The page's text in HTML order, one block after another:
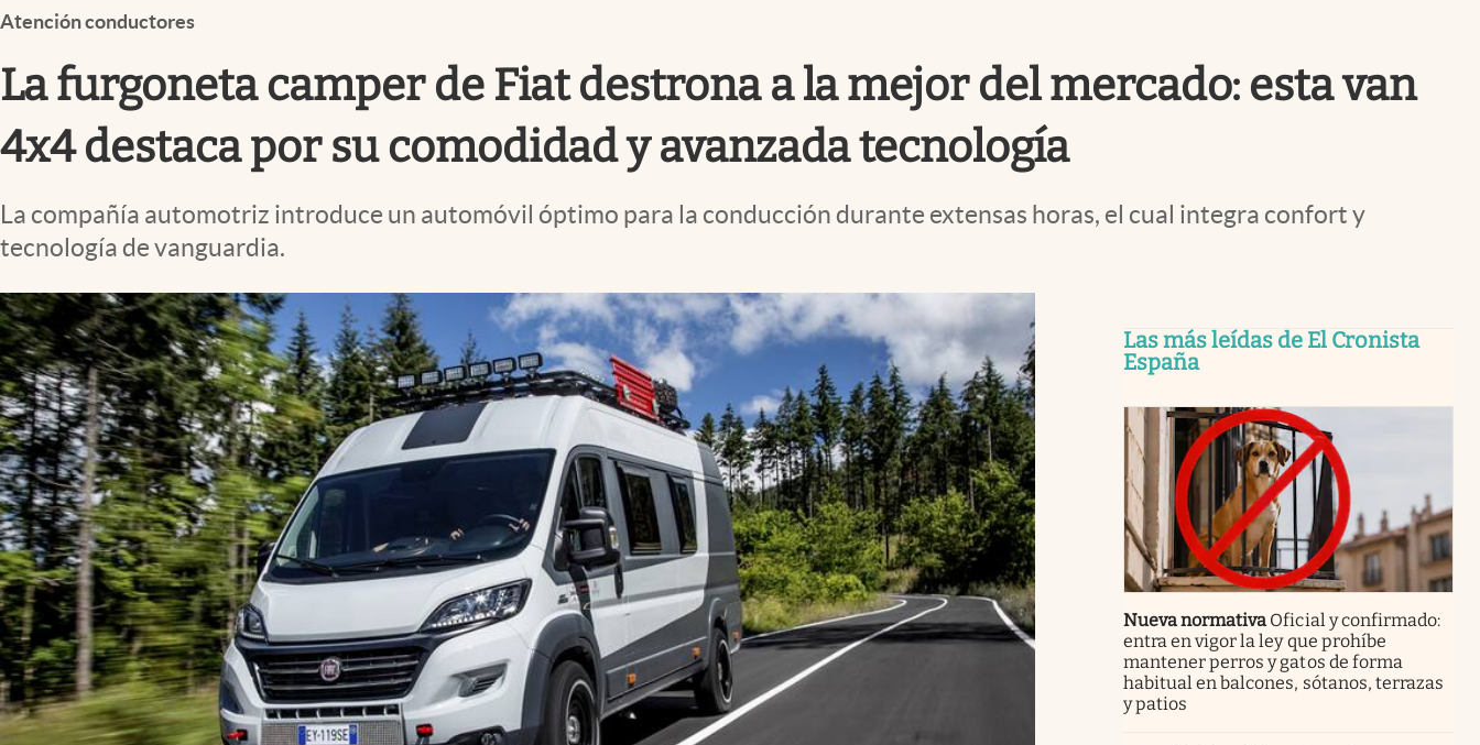
Atención conductores
La furgoneta camper de Fiat destrona a la mejor del mercado: esta van
4x4 destaca por su comodidad y avanzada tecnología
La compañía automotriz introduce un automóvil óptimo para la conducción durante extensas horas, el cual integra confort y
tecnología de vanguardia.
Las más leídas de El Cronista
España
Nueva normativa Oficial y confirmado:
entra en vigor la ley que prohíbe
mantener perros y gatos de forma
habitual en balcones, sótanos, terrazas
y patios